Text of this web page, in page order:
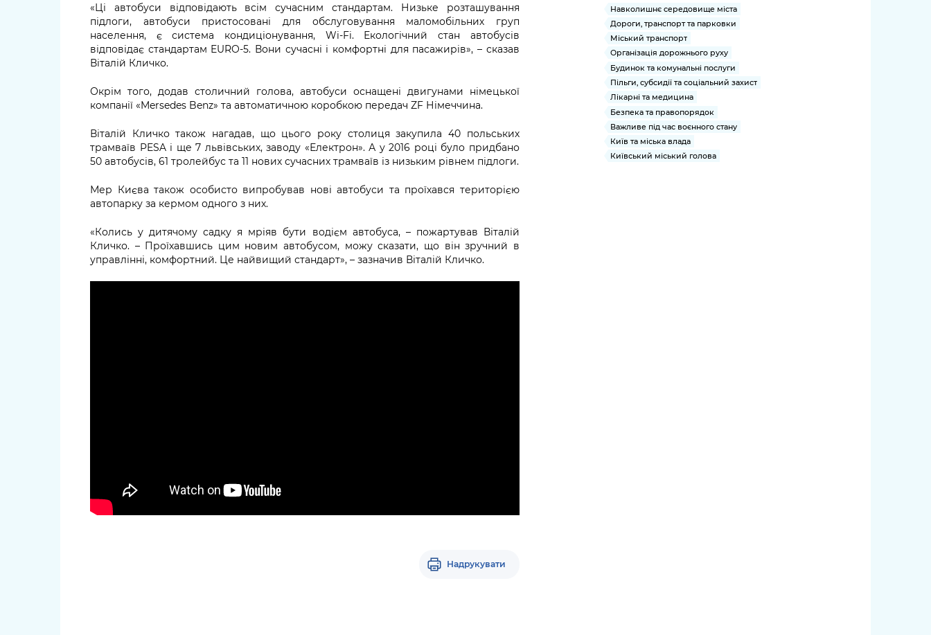
«Ці автобуси відповідають всім сучасним стандартам. Низьке розташування
підлоги, автобуси пристосовані для обслуговування маломобільних груп
населення, є система кондиціонування, Wi-Fi. Екологічний стан автобусів
відповідає стандартам EURO-5. Вони сучасні і комфортні для пасажирів», – сказав
Віталій Кличко.
Окрім того, додав столичний голова, автобуси оснащені двигунами німецької
компанії «Mersedes Benz» та автоматичною коробкою передач ZF Німеччина.
Віталій Кличко також нагадав, що цього року столиця закупила 40 польських
трамваїв PESA і ще 7 львівських, заводу «Електрон». А у 2016 році було придбано
50 автобусів, 61 тролейбус та 11 нових сучасних трамваїв із низьким рівнем підлоги.
Мер Києва також особисто випробував нові автобуси та проїхався територією
автопарку за кермом одного з них.
«Колись у дитячому садку я мріяв бути водієм автобуса, – пожартував Віталій
Кличко. – Проїхавшись цим новим автобусом, можу сказати, що він зручний в
управлінні, комфортний. Це найвищий стандарт», – зазначив Віталій Кличко.
Надрукувати
Навколишнє середовище міста
Дороги, транспорт та парковки
Міський транспорт
Організація дорожнього руху
Будинок та комунальні послуги
Пільги, субсидії та соціальний захист
Лікарні та медицина
Безпека та правопорядок
Важливе під час воєнного стану
Київ та міська влада
Київський міський голова